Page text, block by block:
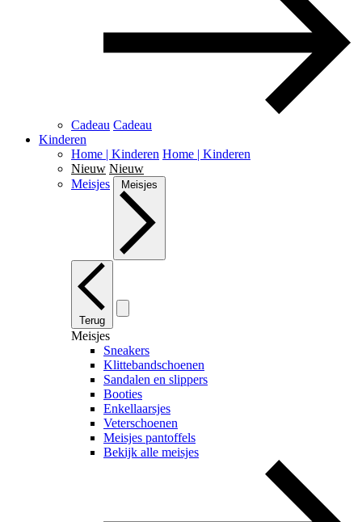
Cadeau Cadeau
Kinderen
Home | Kinderen Home | Kinderen
Nieuw Nieuw
Meisjes
Meisjes
Terug
Meisjes
Sneakers
Klittebandschoenen
Sandalen en slippers
Booties
Enkellaarsjes
Veterschoenen
Meisjes pantoffels
Bekijk alle meisjes